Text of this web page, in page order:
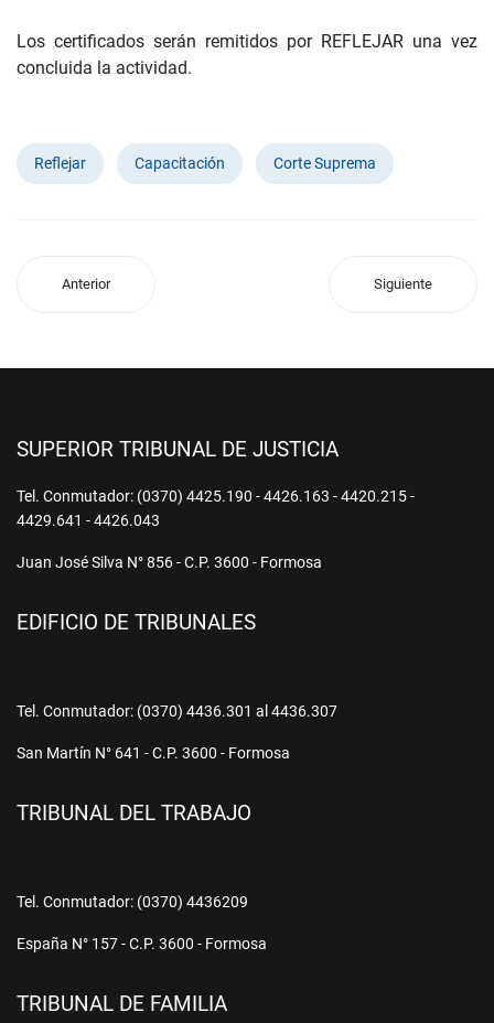
Los certificados serán remitidos por REFLEJAR una vez
concluida la actividad.
Reflejar Capacitación Corte Suprema
Anterior Siguiente
SUPERIOR TRIBUNAL DE JUSTICIA
Tel. Conmutador: (0370) 4425.190 - 4426.163 - 4420.215 -
4429.641 - 4426.043
Juan José Silva N° 856 - C.P. 3600 - Formosa
EDIFICIO DE TRIBUNALES
Tel. Conmutador: (0370) 4436.301 al 4436.307
San Martín N° 641 - C.P. 3600 - Formosa
TRIBUNAL DEL TRABAJO
Tel. Conmutador: (0370) 4436209
España N° 157 - C.P. 3600 - Formosa
TRIBUNAL DE FAMILIA